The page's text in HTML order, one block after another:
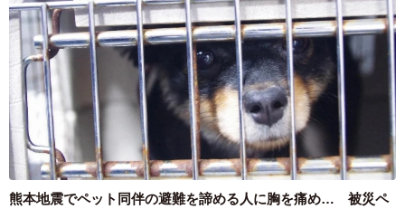
熊本地震でペット同伴の避難を諦める人に胸を痛め… 被災ペ